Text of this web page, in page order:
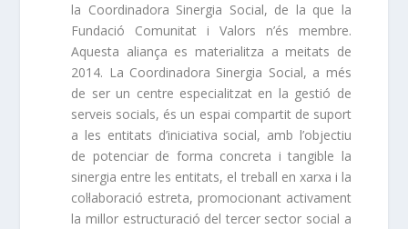
la Coordinadora Sinergia Social, de la que la
Fundació Comunitat i Valors n’és membre.
Aquesta aliança es materialitza a meitats de
2014. La Coordinadora Sinergia Social, a més
de ser un centre especialitzat en la gestió de
serveis socials, és un espai compartit de suport
a les entitats d’iniciativa social, amb l’objectiu
de potenciar de forma concreta i tangible la
sinergia entre les entitats, el treball en xarxa i la
col·laboració estreta, promocionant activament
la millor estructuració del tercer sector social a